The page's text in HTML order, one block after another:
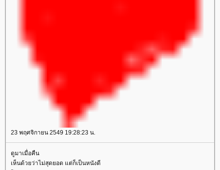
23 พฤศจิกายน 2549 19:28:23 น.
ดูมาเมื่อคืน
เห็นด้วยว่าไม่สุดยอด แต่ก็เป็นหนังดี